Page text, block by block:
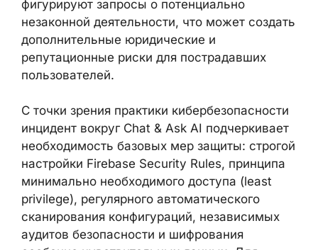
финансовых затруднениях и
межличностных конфликтах. Во‑вторых, в
диалогах нередко фигурируют запросы о
потенциально незаконной деятельности,
что может создать дополнительные
пострадавших пользователей.
С точки зрения практики
кибербезопасности инцидент вокруг Chat &
Ask AI подчеркивает необходимость
базовых мер защиты: строгой настройки
Firebase Security Rules, принципа
минимально необходимого доступа (least